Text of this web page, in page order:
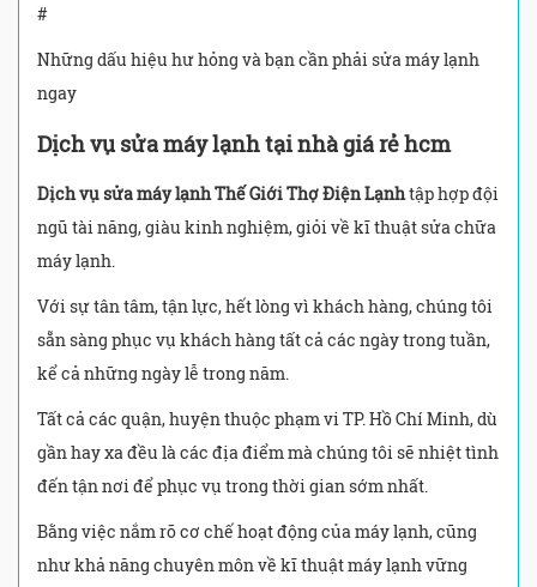
#
Những dấu hiệu hư hỏng và bạn cần phải sửa máy lạnh
ngay
Dịch vụ sửa máy lạnh tại nhà giá rẻ hcm
Dịch vụ sửa máy lạnh Thế Giới Thợ Điện Lạnhtập hợp đội
ngũ tài năng, giàu kinh nghiệm, giỏi về kĩ thuật sửa chữa
máy lạnh.
Với sự tân tâm, tận lực, hết lòng vì khách hàng, chúng tôi
sẵn sàng phục vụ khách hàng tất cả các ngày trong tuần,
kể cả những ngày lễ trong năm.
Tất cả các quận, huyện thuộc phạm vi TP. Hồ Chí Minh, dù
gần hay xa đều là các địa điểm mà chúng tôi sẽ nhiệt tình
đến tận nơi để phục vụ trong thời gian sớm nhất.
Bằng việc nắm rõ cơ chế hoạt động của máy lạnh, cũng
như khả năng chuyên môn về kĩ thuật máy lạnh vững